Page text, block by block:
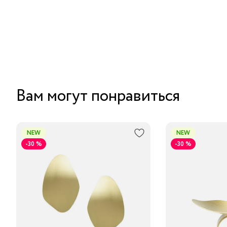
Вам могут понравиться
NEW
-30 %
NEW
-30 %